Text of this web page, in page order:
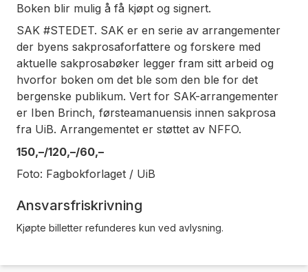
Boken blir mulig å få kjøpt og signert.
SAK #STEDET. SAK er en serie av arrangementer
der byens sakprosaforfattere og forskere med
aktuelle sakprosabøker legger fram sitt arbeid og
hvorfor boken om det ble som den ble for det
bergenske publikum. Vert for SAK-arrangementer
er Iben Brinch, førsteamanuensis innen sakprosa
fra UiB. Arrangementet er støttet av NFFO.
150,–/120,–/60,–
Foto: Fagbokforlaget / UiB
Ansvarsfriskrivning
Kjøpte billetter refunderes kun ved avlysning.